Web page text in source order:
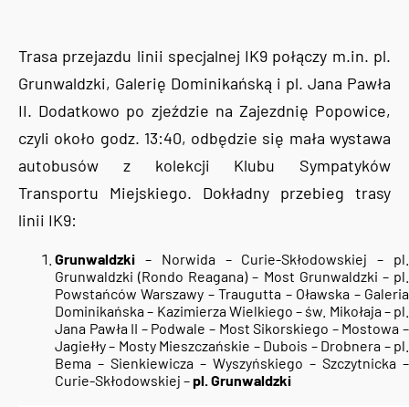
Trasa przejazdu linii specjalnej IK9 połączy m.in. pl.
Grunwaldzki, Galerię Dominikańską i pl. Jana Pawła
II. Dodatkowo po zjeździe na Zajezdnię Popowice,
czyli około godz. 13:40, odbędzie się mała wystawa
autobusów z kolekcji Klubu Sympatyków
Transportu Miejskiego. Dokładny przebieg trasy
linii IK9:
Grunwaldzki – Norwida – Curie-Skłodowskiej – pl.
Grunwaldzki (Rondo Reagana) – Most Grunwaldzki – pl.
Powstańców Warszawy – Traugutta – Oławska – Galeria
Dominikańska – Kazimierza Wielkiego – św. Mikołaja – pl.
Jana Pawła II – Podwale – Most Sikorskiego – Mostowa –
Jagiełły – Mosty Mieszczańskie – Dubois – Drobnera – pl.
Bema – Sienkiewicza – Wyszyńskiego – Szczytnicka –
Curie-Skłodowskiej –pl. Grunwaldzki